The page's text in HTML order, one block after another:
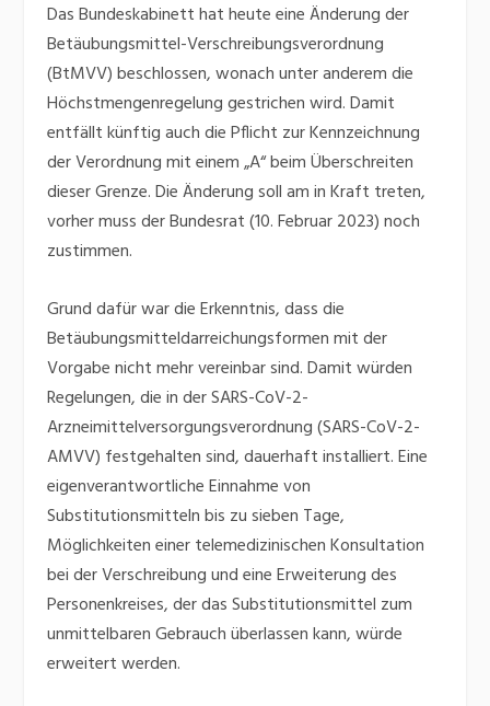
Das Bundeskabinett hat heute eine Änderung der
Betäubungsmittel-Verschreibungsverordnung
(BtMVV) beschlossen, wonach unter anderem die
Höchstmengenregelung gestrichen wird. Damit
entfällt künftig auch die Pflicht zur Kennzeichnung
der Verordnung mit einem „A“ beim Überschreiten
dieser Grenze. Die Änderung soll am in Kraft treten,
vorher muss der Bundesrat (10. Februar 2023) noch
zustimmen.
Grund dafür war die Erkenntnis, dass die
Betäubungsmitteldarreichungsformen mit der
Vorgabe nicht mehr vereinbar sind. Damit würden
Regelungen, die in der SARS-CoV-2-
Arzneimittelversorgungsverordnung (SARS-CoV-2-
AMVV) festgehalten sind, dauerhaft installiert. Eine
eigenverantwortliche Einnahme von
Substitutionsmitteln bis zu sieben Tage,
Möglichkeiten einer telemedizinischen Konsultation
bei der Verschreibung und eine Erweiterung des
Personenkreises, der das Substitutionsmittel zum
unmittelbaren Gebrauch überlassen kann, würde
erweitert werden.